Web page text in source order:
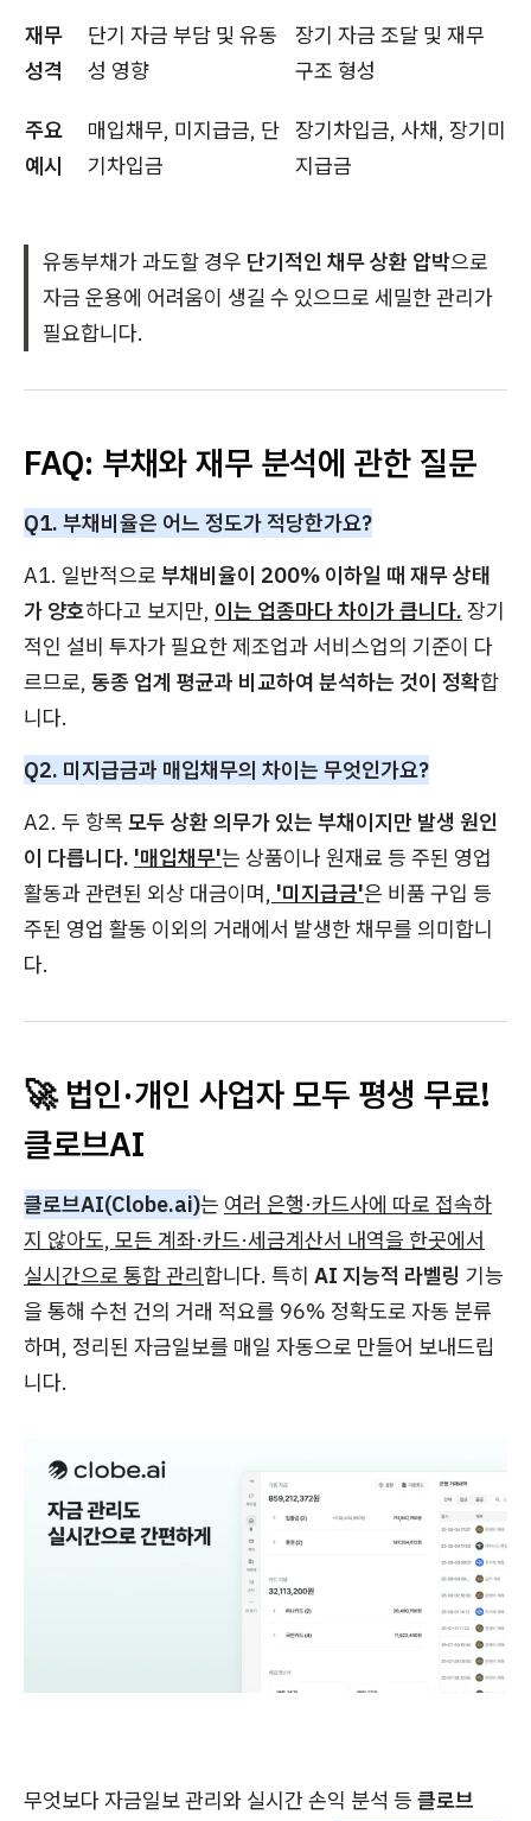
재무
성격
단기 자금 부담 및 유동
성 영향
장기 자금 조달 및 재무
구조 형성
주요
예시
매입채무, 미지급금, 단
기차입금
장기차입금, 사채, 장기미
지급금
유동부채가 과도할 경우 단기적인 채무 상환 압박으로
자금 운용에 어려움이 생길 수 있으므로 세밀한 관리가
필요합니다.
FAQ: 부채와 재무 분석에 관한 질문
Q1. 부채비율은 어느 정도가 적당한가요?
A1. 일반적으로 부채비율이 200% 이하일 때 재무 상태
가 양호하다고 보지만, 이는 업종마다 차이가 큽니다. 장기
적인 설비 투자가 필요한 제조업과 서비스업의 기준이 다
르므로, 동종 업계 평균과 비교하여 분석하는 것이 정확합
니다.
Q2. 미지급금과 매입채무의 차이는 무엇인가요?
A2. 두 항목 모두 상환 의무가 있는 부채이지만 발생 원인
이 다릅니다. '매입채무'는 상품이나 원재료 등 주된 영업
활동과 관련된 외상 대금이며, '미지급금'은 비품 구입 등
주된 영업 활동 이외의 거래에서 발생한 채무를 의미합니
다.
🚀 법인·개인 사업자 모두 평생 무료!
클로브AI
클로브AI(Clobe.ai)는 여러 은행·카드사에 따로 접속하
지 않아도, 모든 계좌·카드·세금계산서 내역을 한곳에서
실시간으로 통합 관리합니다. 특히 AI 지능적 라벨링 기능
을 통해 수천 건의 거래 적요를 96% 정확도로 자동 분류
하며, 정리된 자금일보를 매일 자동으로 만들어 보내드립
니다.
무엇보다 자금일보 관리와 실시간 손익 분석 등 클로브